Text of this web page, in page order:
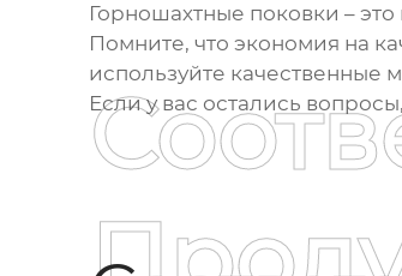
Горношахтные поковки –
Помните, что экономия на
используйте качественные
Если у вас остались